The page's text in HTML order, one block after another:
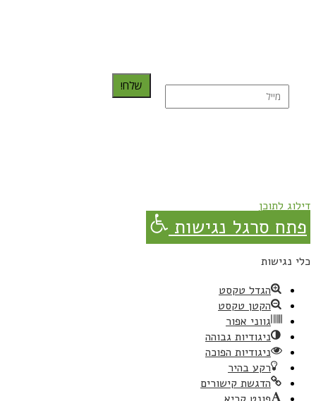
שלח!
דילוג לתוכן
פתח סרגל נגישות
כלי נגישות
הגדל טקסט
הקטן טקסט
גווני אפור
ניגודיות גבוהה
ניגודיות הפוכה
רקע בהיר
הדגשת קישורים